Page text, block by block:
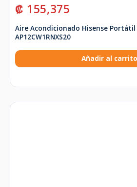
₡ 155,375
Aire Acondicionado Hisense Portátil
AP12CW1RNXS20
Añadir al carrito